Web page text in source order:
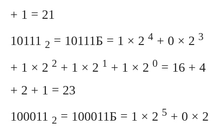
+ 1 = 21
10111 2 = 10111Б = 1 × 2 4 + 0 × 2 3
+ 1 × 2 2 + 1 × 2 1 + 1 × 2 0 = 16 + 4
+ 2 + 1 = 23
100011 2 = 100011Б = 1 × 2 5 + 0 × 2